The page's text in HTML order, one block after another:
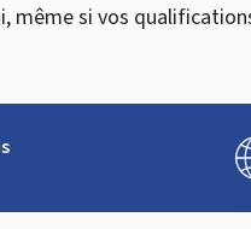
même si vos